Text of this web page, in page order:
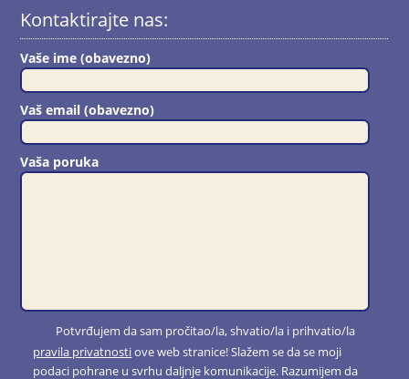
Kontaktirajte nas:
Vaše ime (obavezno)
Vaš email (obavezno)
Vaša poruka
Potvrđujem da sam pročitao/la, shvatio/la i prihvatio/la
pravila privatnostiove web stranice! Slažem se da se moji
podaci pohrane u svrhu daljnje komunikacije. Razumijem da